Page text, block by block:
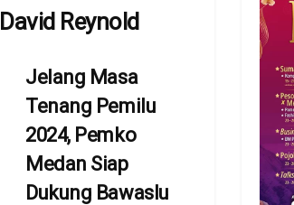
Reynold
Jelang Masa
Tenang Pemilu
2024, Pemko
Medan Siap
Dukung Bawaslu